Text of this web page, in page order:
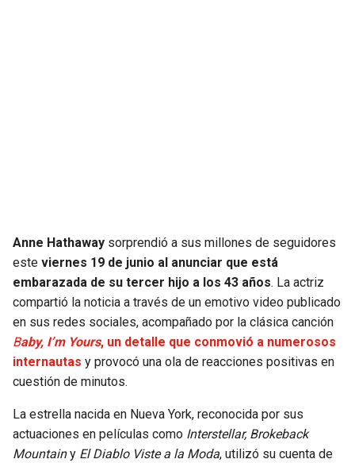
PACKERS
VIKINGS
FALCONS
PANTHERS
BUCCANEERS
TIMBERWOLVES
THUNDER
TRAIL BLAZERS
JAZZ
Anne Hathaway sorprendió a sus millones de seguidores
este viernes 19 de junio al anunciar que está
embarazada de su tercer hijo a los 43 años. La actriz
compartió la noticia a través de un emotivo video publicado
en sus redes sociales, acompañado por la clásica canción
Baby, I’m Yours, un detalle que conmovió a numerosos
internautas y provocó una ola de reacciones positivas en
cuestión de minutos.
La estrella nacida en Nueva York, reconocida por sus
actuaciones en películas como Interstellar, Brokeback
Mountainy El Diablo Viste a la Moda, utilizó su cuenta de